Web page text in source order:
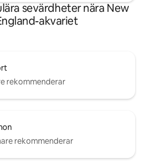
sevärdheter nära New
akvariet
rekommenderar
rekommenderar